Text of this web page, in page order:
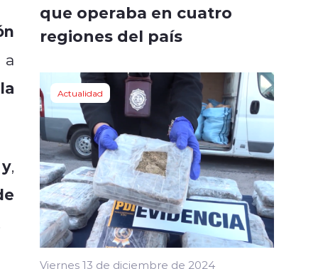
y,
que operaba en cuatro
regiones del país
Actualidad
Viernes 13 de diciembre de 2024